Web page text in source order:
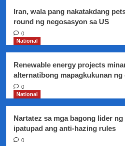
Iran, wala pang nakatakdang
round ng negosasyon sa US
0
National
Renewable energy projects
alternatibong mapagkukunan ng
0
National
Nartatez sa mga bagong lider
ipatupad ang anti-hazing rules
0